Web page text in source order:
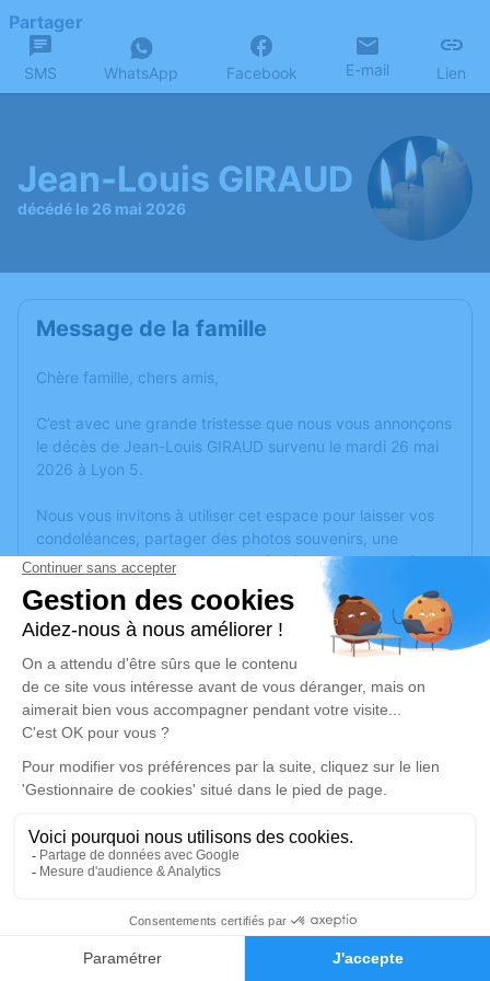
Faire-part Hommages
Partager
SMS WhatsApp Facebook E-mail Lien
Jean-Louis GIRAUD
décédé le 26 mai 2026
Message de la famille
Chère famille, chers amis,
C’est avec une grande tristesse que nous vous annonçons
le décès de Jean-Louis GIRAUD survenu le mardi 26 mai
2026 à Lyon 5.
Nous vous invitons à utiliser cet espace pour laisser vos
condoléances, partager des photos souvenirs, une
anecdote ou exprimer vos pensées à travers des poèmes
ou des textes. Cet endroit est un lieu d'expression dédié à
honorer la mémoire de Jean-Louis GIRAUD.
Un service de plantation d’arbre hommage estdisponible
lundi 01 juin 2026 à 14h30
Eglise Saint Fortunat 4 impasse St Fortuna
69290 Craponne
Je rends hommage